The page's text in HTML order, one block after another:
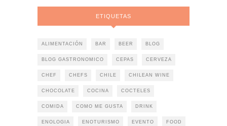
ETIQUETAS
ALIMENTACIÓN BAR BEER BLOG
BLOG GASTRONOMICO CEPAS CERVEZA
CHEF CHEFS CHILE CHILEAN WINE
CHOCOLATE COCINA COCTELES
COMIDA COMO ME GUSTA DRINK
ENOLOGIA ENOTURISMO EVENTO FOOD